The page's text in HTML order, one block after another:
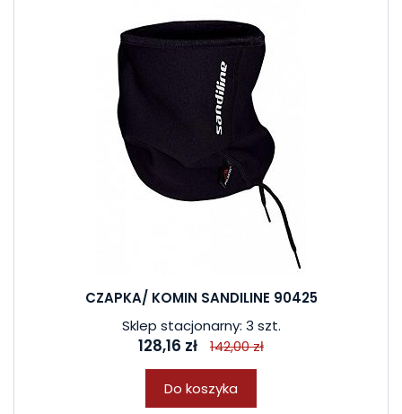
CZAPKA/ KOMIN SANDILINE 90425
Sklep stacjonarny: 3 szt.
128,16 zł 142,00 zł
Do koszyka